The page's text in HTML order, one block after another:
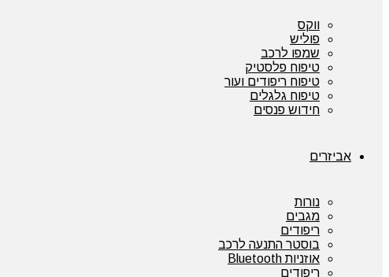
ווקס
פוליש
שמפו לרכב
טיפוח פלסטיק
טיפוח ריפודים ועור
טיפוח גלגלים
חידוש פנסים
אביזרים
נורות
מגבים
ריפודים
בוסטר התנעה לרכב
אוזניות Bluetooth
ריפודים